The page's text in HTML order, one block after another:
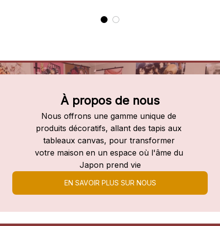
À propos de nous
Nous offrons une gamme unique de
produits décoratifs, allant des tapis aux
tableaux canvas, pour transformer
votre maison en un espace où l'âme du
Japon prend vie
EN SAVOIR PLUS SUR NOUS